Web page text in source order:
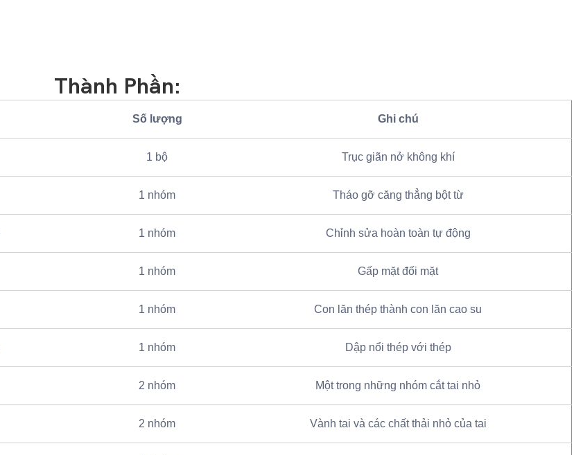
Thành Phần:
Số lượng Ghi chú
1 bộ Trục giãn nở không khí
1 nhóm Tháo gỡ căng thẳng bột từ
1 nhóm Chỉnh sửa hoàn toàn tự động
1 nhóm Gấp mặt đối mặt
1 nhóm Con lăn thép thành con lăn cao su
1 nhóm Dập nổi thép với thép
2 nhóm Một trong những nhóm cắt tai nhỏ
2 nhóm Vành tai và các chất thải nhỏ của tai